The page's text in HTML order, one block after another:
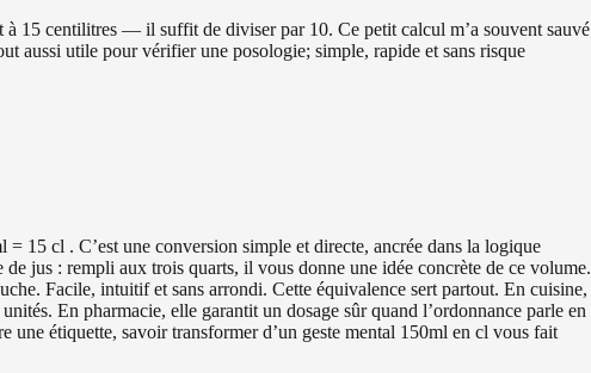
à 15 centilitres — il suffit de diviser par 10. Ce petit calcul m’a souvent sauvé
aussi utile pour vérifier une posologie; simple, rapide et sans risque
= 15 cl . C’est une conversion simple et directe, ancrée dans la logique
jus : rempli aux trois quarts, il vous donne une idée concrète de ce volume.
Facile, intuitif et sans arrondi. Cette équivalence sert partout. En cuisine,
En pharmacie, elle garantit un dosage sûr quand l’ordonnance parle en
étiquette, savoir transformer d’un geste mental 150ml en cl vous fait